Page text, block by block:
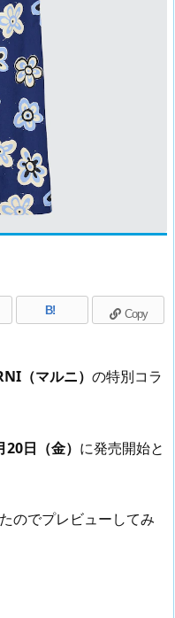
B! Copy
（マルニ） の特別コラ
20日（金） に発売開始と
のでプレビューしてみ